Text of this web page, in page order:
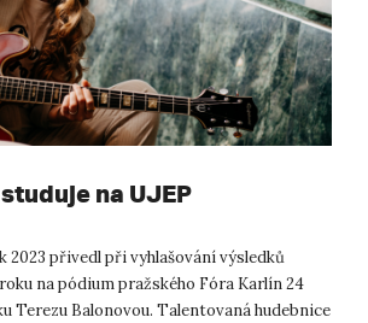
na UJEP
2023 přivedl při vyhlašování výsledků
na pódium pražského Fóra Karlín 24
Terezu Balonovou. Talentovaná hudebnice